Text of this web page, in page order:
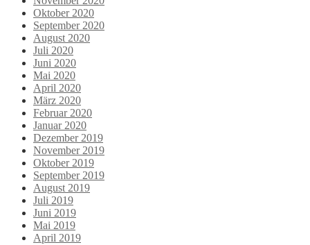
Oktober 2020
September 2020
August 2020
Juli 2020
Juni 2020
Mai 2020
April 2020
März 2020
Februar 2020
Januar 2020
Dezember 2019
November 2019
Oktober 2019
September 2019
August 2019
Juli 2019
Juni 2019
Mai 2019
April 2019